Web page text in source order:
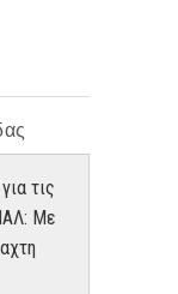
τις
Με